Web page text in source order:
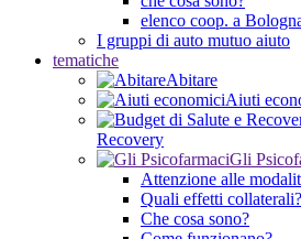
elenco coop. a
I gruppi di auto mutuo aiuto
tematiche
Abitare
Aiuti
Recovery
Gli
Attenzione alle
Quali effetti collaterali?
Che cosa sono?